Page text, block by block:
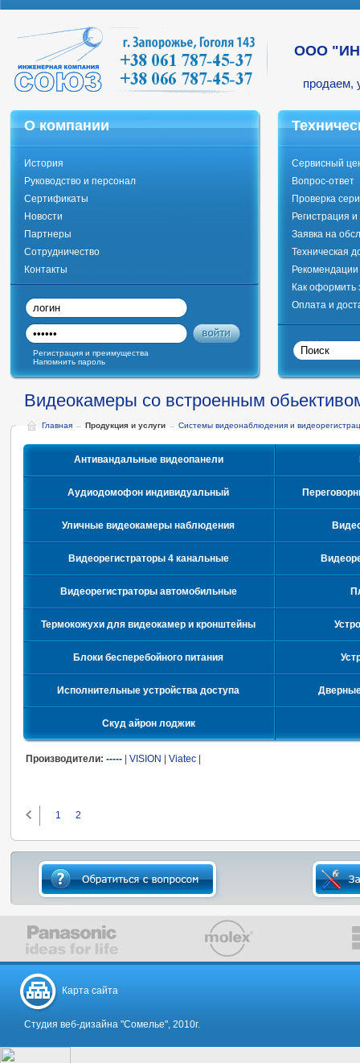
ООО
продаем,
О компании
История
Руководство и персонал
Сертификаты
Новости
Партнеры
Сотрудничество
Контакты
Сервисный
Вопрос-ответ
Проверка
Регистрация
Заявка на
Техническая
Как оформить
Оплата и
Регистрация и преимущества
Напомнить пароль
Видеокамеры со встроенным
Главная → Продукция и услуги → Системы видеонаблюдения и
Антивандальные видеопанели
Аудиодомофон индивидуальный
Уличные видеокамеры наблюдения
Видеорегистраторы 4 канальные
Видеорегистраторы автомобильные
Термокожухи для видеокамер и кронштейны
Блоки бесперебойного питания
Исполнительные устройства доступа
Скуд айрон лоджик
Производители: ----- VISION Viatec
1 2
Карта сайта
Студия веб-дизайна "Сомелье", 2010г.